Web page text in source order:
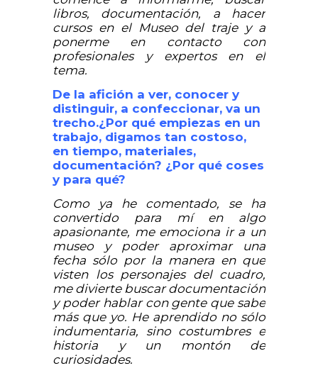
libros, documentación, a hacer
cursos en el Museo del traje y a
ponerme en contacto con
profesionales y expertos en el
tema.
De la afición a ver, conocer y
distinguir, a confeccionar, va un
trecho.¿Por qué empiezas en un
trabajo, digamos tan costoso,
en tiempo, materiales,
documentación? ¿Por qué coses
y para qué?
Como ya he comentado, se ha
convertido para mí en algo
apasionante, me emociona ir a un
museo y poder aproximar una
fecha sólo por la manera en que
visten los personajes del cuadro,
me divierte buscar documentación
y poder hablar con gente que sabe
más que yo. He aprendido no sólo
indumentaria, sino costumbres e
historia y un montón de
curiosidades.